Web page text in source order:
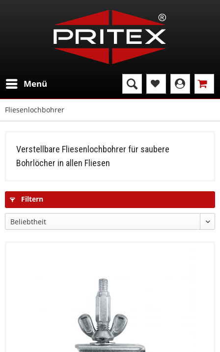
Menü
Fliesenlochbohrer
Verstellbare Fliesenlochbohrer für saubere
Bohrlöcher in allen Fliesen
Filtern